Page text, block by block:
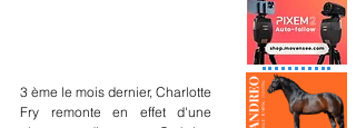
3 ème le mois dernier, Charlotte
Fry remonte en effet d'une